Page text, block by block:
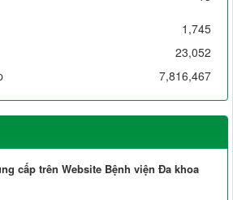
1,745
23,052
7,816,467
cấp trên Website Bệnh viện Đa khoa